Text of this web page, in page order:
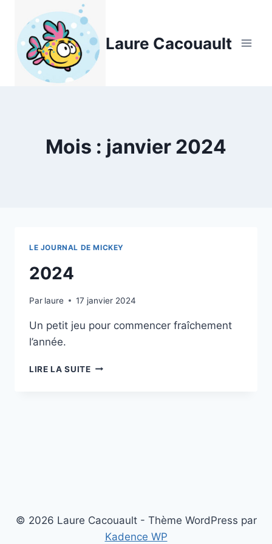
contenu
Laure Cacouault
Mois : janvier 2024
LE JOURNAL DE MICKEY
2024
Par laure 17 janvier 2024
Un petit jeu pour commencer fraîchement
l’année.
LIRE LA SUITE2024
© 2026 Laure Cacouault - Thème WordPress par
Kadence WP